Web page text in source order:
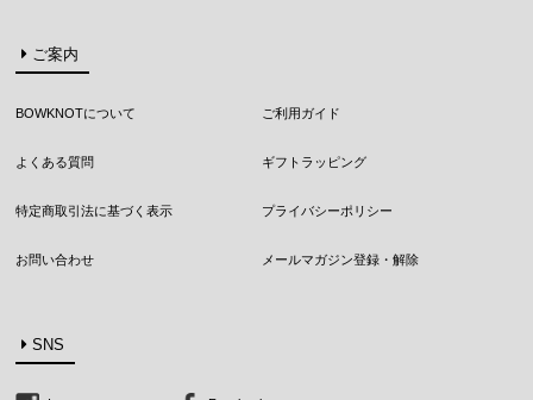
ご案内
BOWKNOTについて ご利用ガイド
よくある質問 ギフトラッピング
特定商取引法に基づく表示 プライバシーポリシー
お問い合わせ メールマガジン登録・解除
SNS